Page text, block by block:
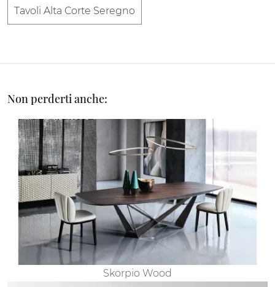
Tavoli Alta Corte Seregno
Non perderti anche:
Skorpio Wood